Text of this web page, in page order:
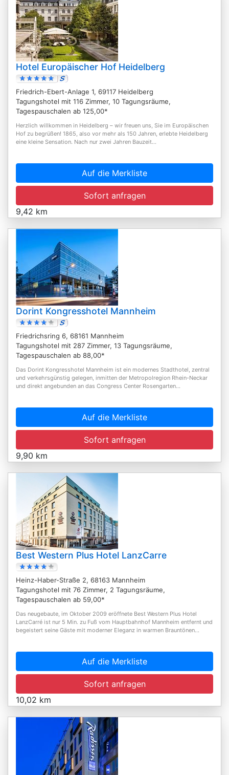
Hotel Europäischer Hof Heidelberg
Friedrich-Ebert-Anlage 1, 69117 Heidelberg
Tagungshotel mit 116 Zimmer, 10 Tagungsräume,
Tagespauschalen ab 125,00*
Herzlich willkommen in Heidelberg – wir freuen uns, Sie im Europäischen
Hof zu begrüßen! 1865, also vor mehr als 150 Jahren, erlebte Heidelberg
eine kleine Sensation. Nach nur zwei Jahren Bauzeit...
Auf die Merkliste
Sofort anfragen
9,42 km
Dorint Kongresshotel Mannheim
Friedrichsring 6, 68161 Mannheim
Tagungshotel mit 287 Zimmer, 13 Tagungsräume,
Tagespauschalen ab 88,00*
Das Dorint Kongresshotel Mannheim ist ein modernes Stadthotel, zentral
und verkehrsgünstig gelegen, inmitten der Metropolregion Rhein-Neckar
und direkt angebunden an das Congress Center Rosengarten...
Auf die Merkliste
Sofort anfragen
9,90 km
Best Western Plus Hotel LanzCarre
Heinz-Haber-Straße 2, 68163 Mannheim
Tagungshotel mit 76 Zimmer, 2 Tagungsräume,
Tagespauschalen ab 59,00*
Das neugebaute, im Oktober 2009 eröffnete Best Western Plus Hotel
LanzCarré ist nur 5 Min. zu Fuß vom Hauptbahnhof Mannheim entfernt und
begeistert seine Gäste mit moderner Eleganz in warmen Brauntönen...
Auf die Merkliste
Sofort anfragen
10,02 km